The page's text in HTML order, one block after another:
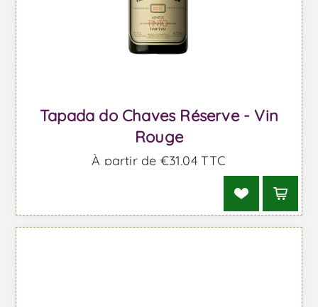
Tapada do Chaves Réserve - Vin
Rouge
À partir de €31,04 TTC